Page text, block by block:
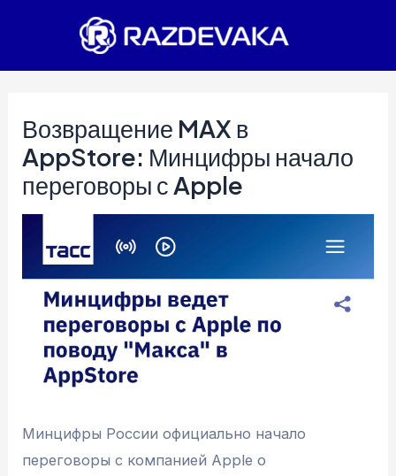
Возвращение MAX в
AppStore: Минцифры начало
переговоры с Apple
Минцифры России официально начало
переговоры с компанией Apple о